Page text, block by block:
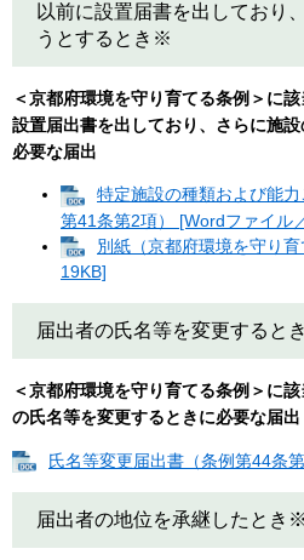
以前に設置届書を出しており
うとするとき※
＜京都府環境を守り育てる条例＞に
設置届出書を出しており、さらに施
必要な届出
特定施設の種類および能
第41条第2項） [Wordファイル
別紙（京都府環境を守り
19KB]
届出者の氏名等を変更するとき
＜京都府環境を守り育てる条例＞に
の氏名等を変更するときに必要な届出
氏名等変更届出書（条例第44条
届出者の地位を承継したとき※